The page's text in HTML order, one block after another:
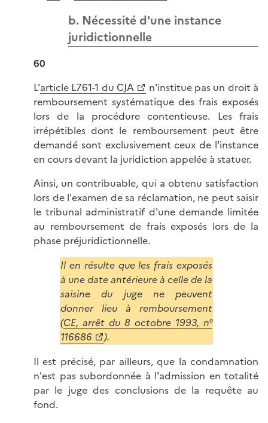
b. Nécessité d'une instance
juridictionnelle
60
L'article L761-1 du CJA
n'institue pas un droit à
remboursement systématique des frais exposés
lors de la procédure contentieuse. Les frais
irrépétibles dont le remboursement peut être
demandé sont exclusivement ceux de l'instance
en cours devant la juridiction appelée à statuer.
Ainsi, un contribuable, qui a obtenu satisfaction
lors de l'examen de sa réclamation, ne peut saisir
le tribunal administratif d'une demande limitée
au remboursement de frais exposés lors de la
phase préjuridictionnelle.
Il en résulte que les frais exposés
à une date antérieure à celle de la
saisine du juge ne peuvent
donner lieu à remboursement
(CE, arrêt du 8 octobre 1993, n°
116686
).
Il est précisé, par ailleurs, que la condamnation
n'est pas subordonnée à l'admission en totalité
par le juge des conclusions de la requête au
fond.